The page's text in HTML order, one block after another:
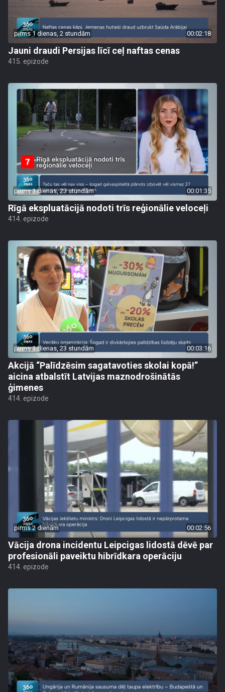
pirms 1 dienas, 2 stundām 00:02:18
Jauni draudi Persijas līcī ceļ naftas cenas
415. epizode
pirms 1 dienas, 23 stundām 00:01:35
Rīgā ekspluatācijā nodoti trīs reģionālie veloceļi
414. epizode
pirms 1 dienas, 23 stundām 00:03:16
Akcijā “Palīdzēsim sagatavoties skolai kopā!”
aicina atbalstīt Latvijas maznodrošinātās
ģimenes
414. epizode
pirms 2 dienām 00:02:56
Vācija drona incidentu Leipcigas lidostā dēvē par
profesionāli paveiktu hibrīdkara operāciju
414. epizode